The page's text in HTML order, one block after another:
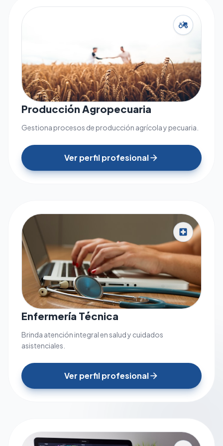
agriculture
Producción Agropecuaria
Gestiona procesos de producción agrícola y pecuaria.
Ver perfil profesionalarrow_forward
local_hospital
Enfermería Técnica
Brinda atención integral en salud y cuidados
asistenciales.
Ver perfil profesionalarrow_forward